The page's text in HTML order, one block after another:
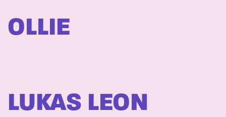
OLLIE
LUKAS LEON